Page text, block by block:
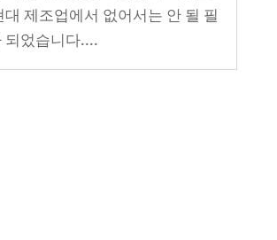
대 제조업에서 없어서는 안 될 필
되었습니다....